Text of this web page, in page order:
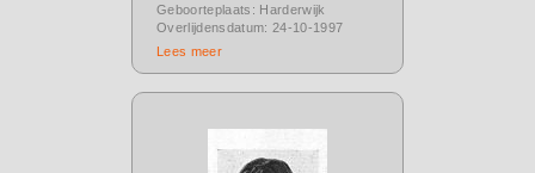
Geboorteplaats: Harderwijk
Overlijdensdatum: 24-10-1997
Lees meer